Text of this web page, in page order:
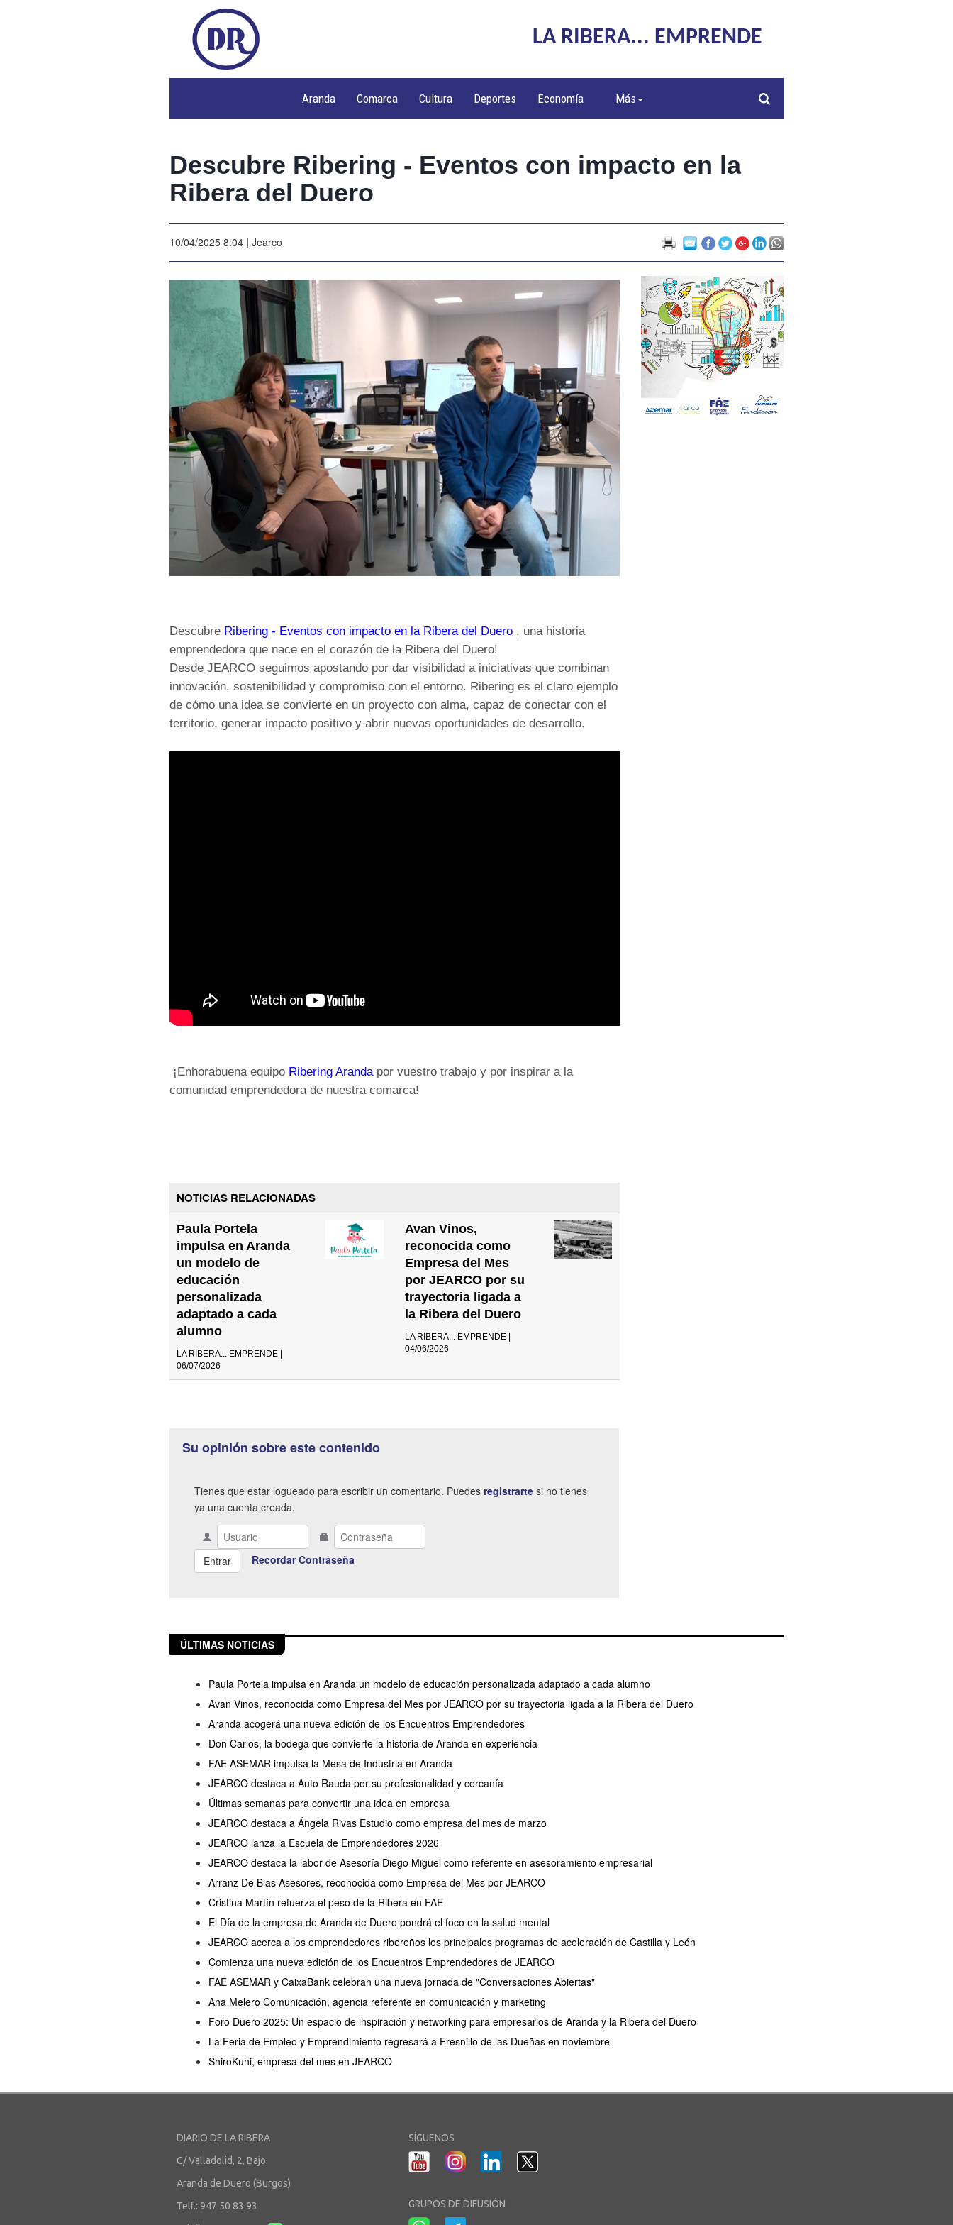
LA RIBERA... EMPRENDE
Aranda Comarca Cultura Deportes Economía Más
Descubre Ribering - Eventos con impacto en la
Ribera del Duero
10/04/2025 8:04 | Jearco
Descubre Ribering - Eventos con impacto en la Ribera del Duero , una historia
emprendedora que nace en el corazón de la Ribera del Duero!
Desde JEARCO seguimos apostando por dar visibilidad a iniciativas que combinan
innovación, sostenibilidad y compromiso con el entorno. Ribering es el claro ejemplo
de cómo una idea se convierte en un proyecto con alma, capaz de conectar con el
territorio, generar impacto positivo y abrir nuevas oportunidades de desarrollo.
¡Enhorabuena equipo Ribering Arandapor vuestro trabajo y por inspirar a la
comunidad emprendedora de nuestra comarca!
NOTICIAS RELACIONADAS
Paula Portela
impulsa en Aranda
un modelo de
educación
personalizada
adaptado a cada
alumno
LA RIBERA... EMPRENDE |
06/07/2026
Avan Vinos,
reconocida como
Empresa del Mes
por JEARCO por su
trayectoria ligada a
la Ribera del Duero
LA RIBERA... EMPRENDE |
04/06/2026
Su opinión sobre este contenido
Tienes que estar logueado para escribir un comentario. Puedes registrarte si no tienes
ya una cuenta creada.
Recordar Contraseña
ÚLTIMAS NOTICIAS
Paula Portela impulsa en Aranda un modelo de educación personalizada adaptado a cada alumno
Avan Vinos, reconocida como Empresa del Mes por JEARCO por su trayectoria ligada a la Ribera del Duero
Aranda acogerá una nueva edición de los Encuentros Emprendedores
Don Carlos, la bodega que convierte la historia de Aranda en experiencia
FAE ASEMAR impulsa la Mesa de Industria en Aranda
JEARCO destaca a Auto Rauda por su profesionalidad y cercanía
Últimas semanas para convertir una idea en empresa
JEARCO destaca a Ángela Rivas Estudio como empresa del mes de marzo
JEARCO lanza la Escuela de Emprendedores 2026
JEARCO destaca la labor de Asesoría Diego Miguel como referente en asesoramiento empresarial
Arranz De Blas Asesores, reconocida como Empresa del Mes por JEARCO
Cristina Martín refuerza el peso de la Ribera en FAE
El Día de la empresa de Aranda de Duero pondrá el foco en la salud mental
JEARCO acerca a los emprendedores ribereños los principales programas de aceleración de Castilla y León
Comienza una nueva edición de los Encuentros Emprendedores de JEARCO
FAE ASEMAR y CaixaBank celebran una nueva jornada de "Conversaciones Abiertas"
Ana Melero Comunicación, agencia referente en comunicación y marketing
Foro Duero 2025: Un espacio de inspiración y networking para empresarios de Aranda y la Ribera del Duero
La Feria de Empleo y Emprendimiento regresará a Fresnillo de las Dueñas en noviembre
ShiroKuni, empresa del mes en JEARCO
DIARIO DE LA RIBERA
C/ Valladolid, 2, Bajo
Aranda de Duero (Burgos)
Telf.: 947 50 83 93
SÍGUENOS
GRUPOS DE DIFUSIÓN